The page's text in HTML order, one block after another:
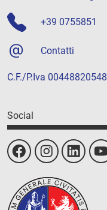
+39 0755851
Contatti
C.F./P.Iva 00448820548
Social